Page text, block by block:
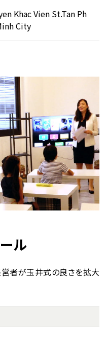
Khac Vien St.Tan Ph
City
ル
者が玉井式の良さを拡大